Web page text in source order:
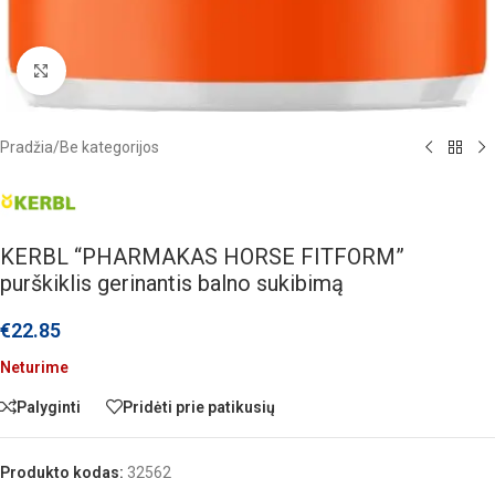
Click to enlarge
Pradžia/Be kategorijos
KERBL “PHARMAKAS HORSE FITFORM”
purškiklis gerinantis balno sukibimą
€22.85
Neturime
Palyginti Pridėti prie patikusių
Produkto kodas: 32562